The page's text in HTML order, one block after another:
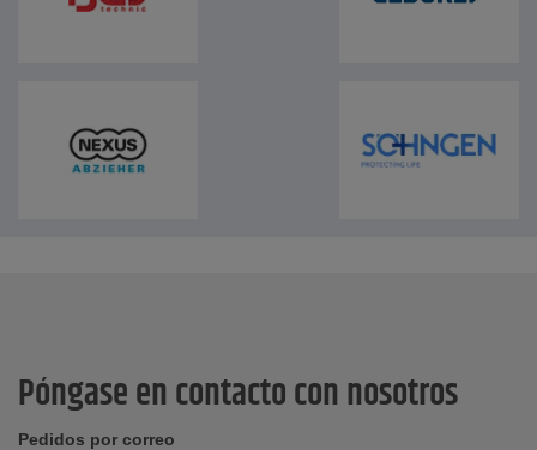
Póngase en contacto con nosotros
Pedidos por correo